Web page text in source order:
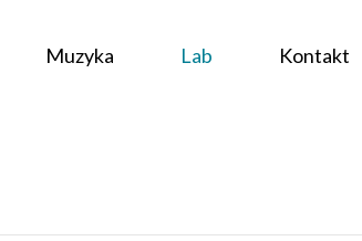
Muzyka Lab Kontakt